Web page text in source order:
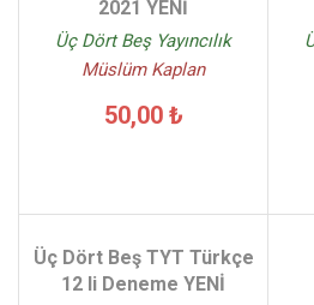
2021 YENİ
Üç Dört Beş Yayıncılık
Müslüm Kaplan
50,00 ₺
Üç Dört Beş TYT Türkçe
12 li Deneme YENİ